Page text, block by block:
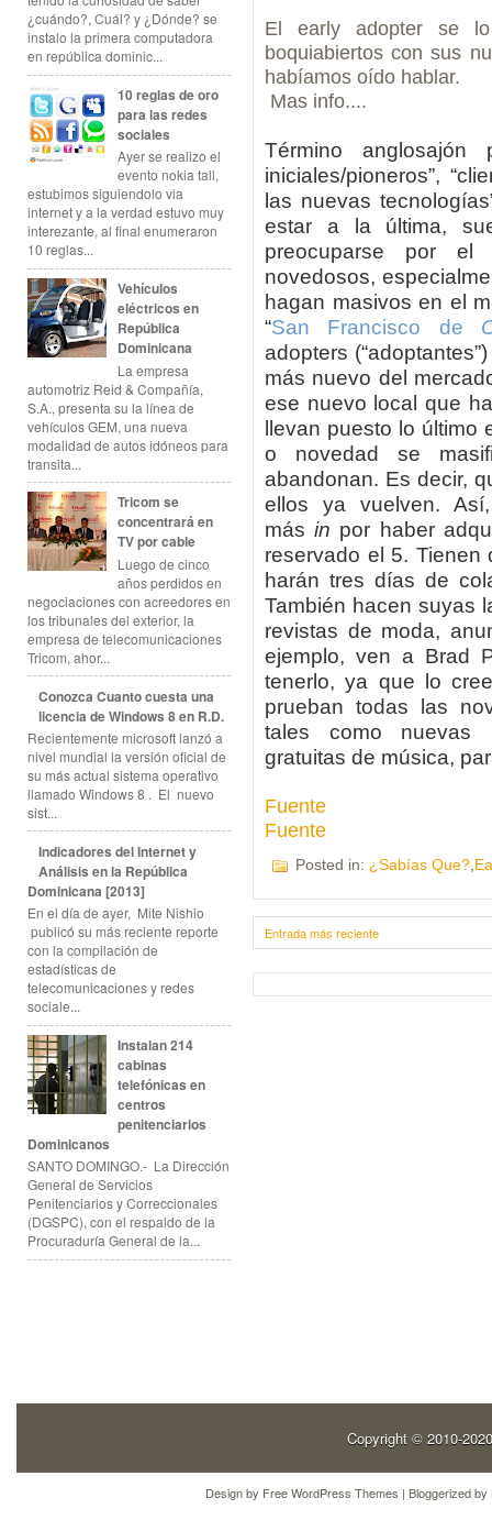
¿cuándo?, Cuál? y ¿Dónde? se
instalo la primera computadora
en república dominic...
10 reglas de oro
para las redes
sociales
Ayer se realizo el
evento nokia tall,
estubimos siguiendolo via
internet y a la verdad estuvo muy
interezante, al final enumeraron
10 reglas...
Vehículos
eléctricos en
República
Dominicana
La empresa
automotriz Reid & Compañía,
S.A., presenta su la línea de
vehículos GEM, una nueva
modalidad de autos idóneos para
transita...
Tricom se
concentrará en
TV por cable
Luego de cinco
años perdidos en
negociaciones con acreedores en
los tribunales del exterior, la
empresa de telecomunicaciones
Tricom, ahor...
Conozca Cuanto cuesta una
licencia de Windows 8 en R.D.
Recientemente microsoft lanzó a
nivel mundial la versión oficial de
su más actual sistema operativo
llamado Windows 8 . El nuevo
sist...
Indicadores del Internet y
Análisis en la República
Dominicana [2013]
En el día de ayer, Mite Nishio
publicó su más reciente reporte
con la compilación de
estadísticas de
telecomunicaciones y redes
sociale...
Instalan 214
cabinas
telefónicas en
centros
penitenciarios
Dominicanos
SANTO DOMINGO.- La Dirección
General de Servicios
Penitenciarios y Correccionales
(DGSPC), con el respaldo de la
Procuraduría General de la...
El early adopter se
boquiabiertos con sus
habíamos oído hablar.
Mas info....
Término
iniciales/pioneros”,
las nuevas
estar a la última,
preocuparse por el
novedosos,
hagan masivos en el
“San Francisco de
adopters
más nuevo del
ese nuevo local que
llevan puesto lo último
o novedad se
abandonan. Es decir,
ellos ya vuelven.
más in por haber
reservado el 5.
harán tres días de
También hacen suyas
revistas de moda,
ejemplo, ven a Brad
tenerlo, ya que lo
prueban todas las
tales como nuevas
gratuitas de música,
Fuente
Fuente
Posted in: ¿Sabías Que?
Entrada más reciente
Copyright © 2010-
Design by Free WordPress Themes | Bloggerized by